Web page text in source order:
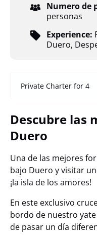
Numero de
personas
Experience:
Duero,
Private Charter for 4
Descubre las
Duero
Una de las mejores
bajo Duero y visitar
¡la isla de los amores!
En este exclusivo
bordo de nuestro
de pasar un día